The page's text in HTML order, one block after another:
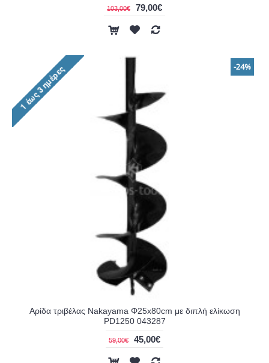
103,00€ 79,00€
-24%
Αρίδα τριβέλας Nakayama Φ25x80cm με διπλή ελίκωση
PD1250 043287
59,00€ 45,00€